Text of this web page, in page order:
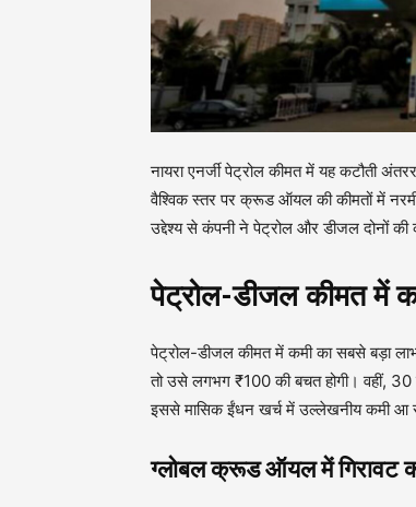
नायरा एनर्जी पेट्रोल कीमत में यह कटौती
वैश्विक स्तर पर क्रूड ऑयल की कीमतों में
उद्देश्य से कंपनी ने पेट्रोल और डीजल दोनों की
पेट्रोल-डीजल कीमत में
पेट्रोल-डीजल कीमत में कमी का सबसे बड़ा लाभ
तो उसे लगभग ₹100 की बचत होगी। वहीं, 30
इससे मासिक ईंधन खर्च में उल्लेखनीय कमी आ
ग्लोबल क्रूड ऑयल में गिरावट